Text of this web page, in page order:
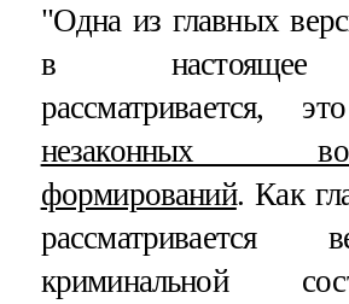
"Одна из главных
в
рассматривается,
незаконных
формирований. Как
криминальной